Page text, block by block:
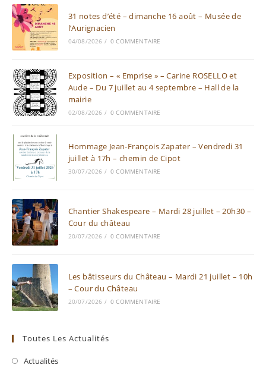
31 notes d’été – dimanche 16 août – Musée de
l’Aurignacien
04/08/2026 / 0 COMMENTAIRE
Exposition – « Emprise » – Carine ROSELLO et
Aude – Du 7 juillet au 4 septembre – Hall de la
mairie
02/08/2026 / 0 COMMENTAIRE
Hommage Jean-François Zapater – Vendredi 31
juillet à 17h – chemin de Cipot
30/07/2026 / 0 COMMENTAIRE
Chantier Shakespeare – Mardi 28 juillet – 20h30 –
Cour du château
20/07/2026 / 0 COMMENTAIRE
Les bâtisseurs du Château – Mardi 21 juillet – 10h
– Cour du Château
20/07/2026 / 0 COMMENTAIRE
Toutes Les Actualités
Actualités